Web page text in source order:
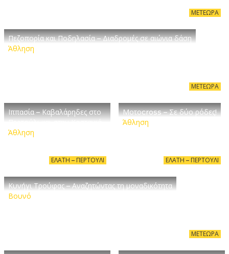
ΜΕΤΈΩΡΑ
Πεζοπορία και Ποδηλασία – Διαδρομές σε αιώνια δάση
Άθληση
ΜΕΤΈΩΡΑ
Ιππασία – Καβαλάρηδες στο
Άθληση
ΕΛΆΤΗ – ΠΕΡΤΟΎΛΙ
Μοτοcross – Σε δύο ρόδες!
Άθληση
ΕΛΆΤΗ – ΠΕΡΤΟΎΛΙ
Κυνήγι Τρούφας – Αναζητώντας τη μοναδικότητα
Βουνό
ΜΕΤΈΩΡΑ